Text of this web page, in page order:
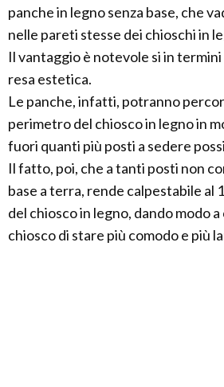
panche in legno senza base, che
nelle pareti stesse dei chioschi in
Il vantaggio è notevole si in termini
resa estetica.
Le panche, infatti, potranno
perimetro del chiosco in legno in
fuori quanti più posti a sedere
Il fatto, poi, che a tanti posti non
base a terra, rende calpestabile al
del chiosco in legno, dando modo
chiosco di stare più comodo e più